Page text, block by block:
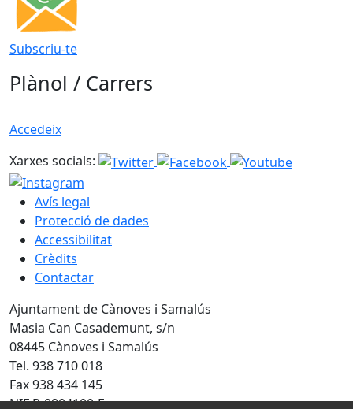
Subscriu-te
Plànol / Carrers
Accedeix
Xarxes socials:
Avís legal
Protecció de dades
Accessibilitat
Crèdits
Contactar
Ajuntament de Cànoves i Samalús
Masia Can Casademunt, s/n
08445 Cànoves i Samalús
Tel. 938 710 018
Fax 938 434 145
NIF P-0804100-F